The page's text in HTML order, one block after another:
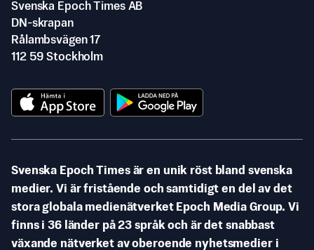
Svenska Epoch Times AB
DN-skrapan
Rålambsvägen 17
112 59 Stockholm
Svenska Epoch Times är en unik röst bland svenska
medier. Vi är fristående och samtidigt en del av det
stora globala medienätverket Epoch Media Group. Vi
finns i 36 länder på 23 språk och är det snabbast
växande nätverket av oberoende nyhetsmedier i